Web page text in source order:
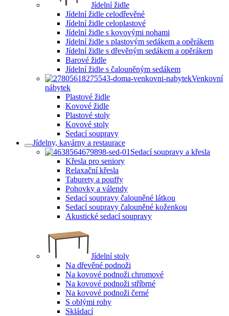
Jídelní židle
Jídelní židle celodřevěné
Jídelní židle celoplastové
Jídelní židle s kovovými nohami
Jídelní židle s plastovým sedákem a opěrákem
Jídelní židle s dřevěným sedákem a opěrákem
Barové židle
Jídelní židle s čalouněným sedákem
Venkovní
nábytek
Plastové židle
Kovové židle
Plastové stoly
Kovové stoly
Sedací soupravy
Jídelny, kavárny a restaurace
Sedací soupravy a křesla
Křesla pro seniory
Relaxační křesla
Taburety a pouffy
Pohovky a válendy
Sedací soupravy čalouněné látkou
Sedací soupravy čalouněné koženkou
Akustické sedací soupravy
Jídelní stoly
Na dřevěné podnoži
Na kovové podnoži chromové
Na kovové podnoži stříbrné
Na kovové podnoži černé
S oblými rohy
Skládací